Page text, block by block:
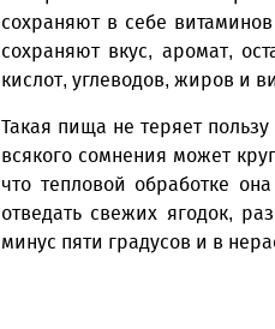
сохраняют в себе
сохраняют вкус, аромат,
кислот, углеводов, жиров и
Такая пища не теряет
всякого сомнения может
что тепловой обработке
отведать свежих ягодок,
минус пяти градусов и в